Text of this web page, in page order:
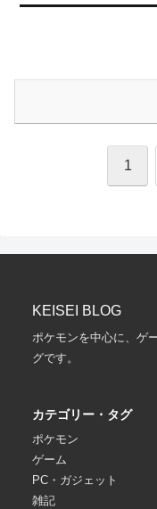
1
KEISEI BLOG
ポケモンを中心に、ゲ
グです。
カテゴリー・タグ
ポケモン
ゲーム
PC・ガジェット
雑記